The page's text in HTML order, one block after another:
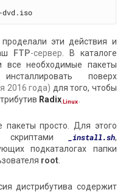
эти действия и
FTP-сервер . В каталоге
все необходимые пакеты
поверх
2016 года) для того, чтобы
Radix.Linux
пакеты просто. Для этого
скриптами
_install.sh,
подкаталогах папки
root
дистрибутива содержит